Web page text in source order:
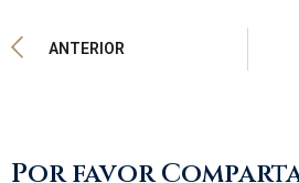
ANTERIOR
Por favor